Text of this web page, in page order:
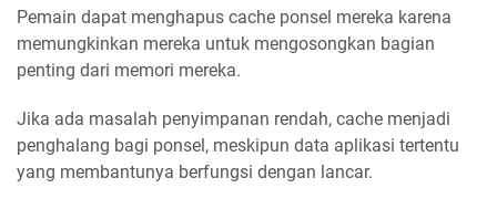
Pemain dapat menghapus cache ponsel mereka karena
memungkinkan mereka untuk mengosongkan bagian
penting dari memori mereka.
Jika ada masalah penyimpanan rendah, cache menjadi
penghalang bagi ponsel, meskipun data aplikasi tertentu
yang membantunya berfungsi dengan lancar.